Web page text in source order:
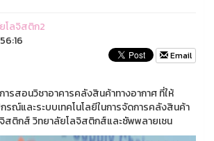
โลจิสติก2
Email
ารสอนวิชาอาคารคลังสินค้าทางอากาศ ที่ให้
ณ์และระบบเทคโนโลยีในการจัดการคลังสินค้า
ติกส์ วิทยาลัยโลจิสติกส์และซัพพลายเชน